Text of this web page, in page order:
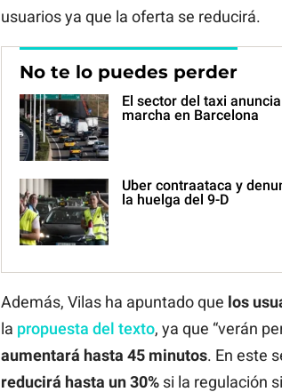
usuarios ya que la oferta se reducirá.
No te lo puedes perder
El sector del taxi
marcha en Barcelona
Uber contraataca y
la huelga del 9-D
Además, Vilas ha apuntado que los
la propuesta del texto, ya que “verán
aumentará hasta 45 minutos. En este
reducirá hasta un 30%si la regulación